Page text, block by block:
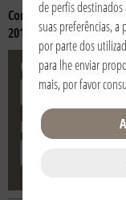
Consulta os anos: 2024
2016
2015 2014 2013
Cidade
Data
de perfis destinados
suas preferências,
por parte dos
para lhe enviar
mais, por favor